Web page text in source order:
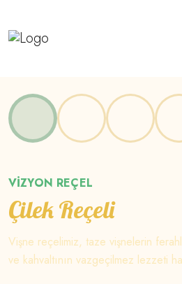
VİZYON REÇEL
Çilek Reçeli
Vişne reçelimiz, taze vişnelerin
ve kahvaltının vazgeçilmez lezzeti